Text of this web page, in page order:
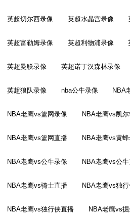
英超切尔西录像 英超水晶宫录像
英超富勒姆录像 英超利物浦录像
英超曼联录像 英超诺丁汉森林录像
英超狼队录像 nba公牛录像 NBA
NBA老鹰vs篮网录像 NBA老鹰vs凯
NBA老鹰vs篮网直播 NBA老鹰vs黄
NBA老鹰vs公牛录像 NBA老鹰vs公牛
NBA老鹰vs骑士直播 NBA老鹰vs独
NBA老鹰vs独行侠直播 NBA老鹰vs